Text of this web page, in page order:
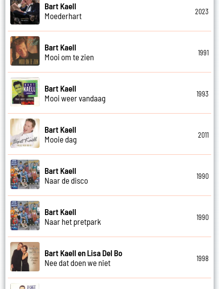
Bart Kaell
Moederhart
2023
Bart Kaell
Mooi om te zien
1991
Bart Kaell
Mooi weer vandaag
1993
Bart Kaell
Mooie dag
2011
Bart Kaell
Naar de disco
1990
Bart Kaell
Naar het pretpark
1990
Bart Kaell en Lisa Del Bo
Nee dat doen we niet
1998